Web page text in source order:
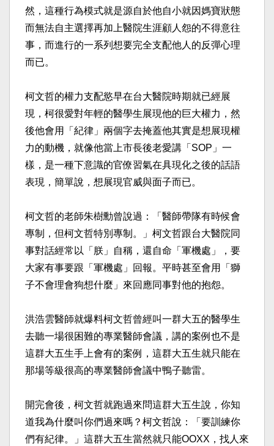
然，這種行為模式就是源自於他自小就因媽寶狀態
而無法自主選擇再加上醫院生涯顧人怨的不得意往
事，而進行的一系列想要完全支配他人的反彈心理
而已。​
柯文哲的權力支配慾早在台大醫院時期就已經展
現，柯很愛對年輕的醫學生展現他的巨大權力，然
後他會用「紀律」兩個字去掩蓋他其實是想展現權
力的動機，就像他當上市長後老愛講「SOP」一
樣，是一種下意識的官僚習氣在具現化之後的話語
表現，簡單說，想展現官威與面子而已。​
柯文哲的老師朱樹勳曾說過：「醫師帶隊有時候會
專制，但柯文哲特別專制。」柯文哲跟台大醫院同
事對話經常以「朕」自稱，還自命「軍機處」，要
大家有事要跟「軍機處」回報。平時甚至會用「獅
子不會理會狗想什麼」來回應同事對他的抱怨。​
洪浩雲醫師就爆料柯文哲曾經叫一群大五的醫學生
去聽一場很困難的專業醫師會議，講的案例也不是
這群大五生手上會有的案例，這群大五生就只能在
那場等級很高的專業醫師會議中鴨子聽雷。​
開完會後，柯文哲就跑過來問這群大五生說，你知
道我為什麼叫你們過來嗎？柯文哲說：「要訓練你
們有紀律。」這群大五生當然就只能OOXX，找人來